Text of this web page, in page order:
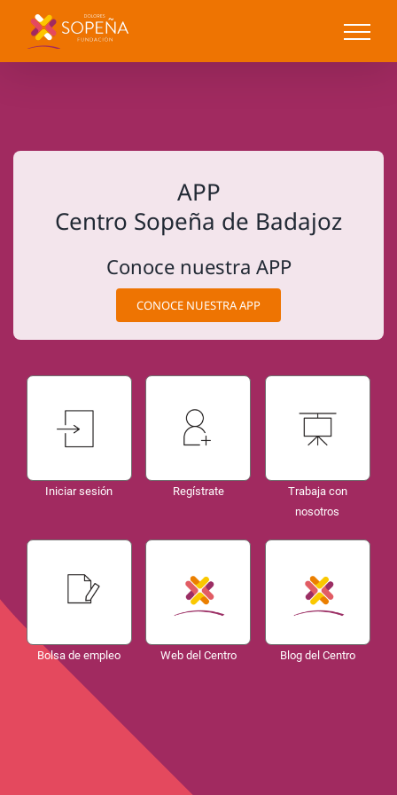
contenido
APP
Centro Sopeña de Badajoz
Conoce nuestra APP
CONOCE NUESTRA APP
Iniciar sesión Regístrate
Trabaja con
nosotros
Bolsa de empleo Web del Centro Blog del Centro